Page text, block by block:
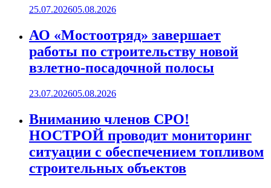
25.07.202605.08.2026
АО «Мостоотряд» завершает
работы по строительству новой
взлетно-посадочной полосы
23.07.202605.08.2026
Вниманию членов СРО!
НОСТРОЙ проводит мониторинг
ситуации с обеспечением топливом
строительных объектов